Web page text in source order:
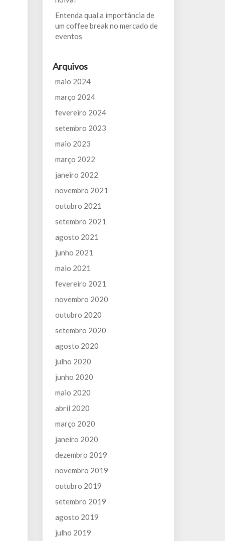
Entenda qual a importância de
um coffee break no mercado de
eventos
Arquivos
maio 2024
março 2024
fevereiro 2024
setembro 2023
maio 2023
março 2022
janeiro 2022
novembro 2021
outubro 2021
setembro 2021
agosto 2021
junho 2021
maio 2021
fevereiro 2021
novembro 2020
outubro 2020
setembro 2020
agosto 2020
julho 2020
junho 2020
maio 2020
abril 2020
março 2020
janeiro 2020
dezembro 2019
novembro 2019
outubro 2019
setembro 2019
agosto 2019
julho 2019